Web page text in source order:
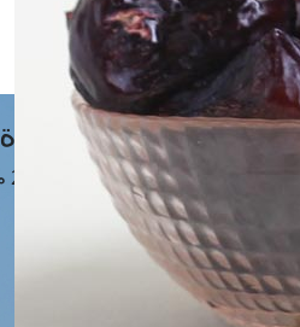
الفتوى الهاتفية
مَواقِيتُ الصَّـــلاة
القاهرة · 07 أغسطس 2026 م
الفجر
4 :41
الشروق
6 :17